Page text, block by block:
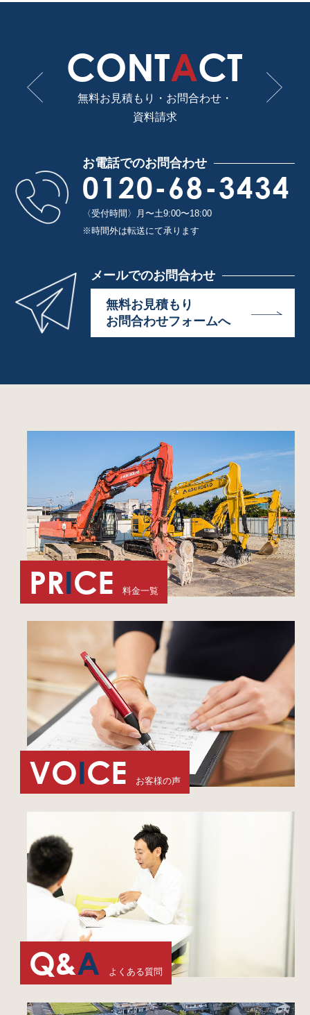
CONTACT
無料お見積もり・お問合わせ・
資料請求
お電話でのお問合わせ
0120-68-3434
〈受付時間〉月〜土9:00〜18:00
※時間外は転送にて承ります
メールでのお問合わせ
無料お見積もり
お問合わせフォームへ
PRICE 料金一覧
VOICE お客様の声
Q&A よくある質問